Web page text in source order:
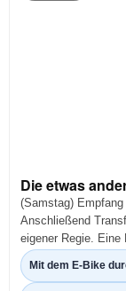
Die etwas
(Samstag)
Anschließend
eigener Regie.
Mit dem E-Bike